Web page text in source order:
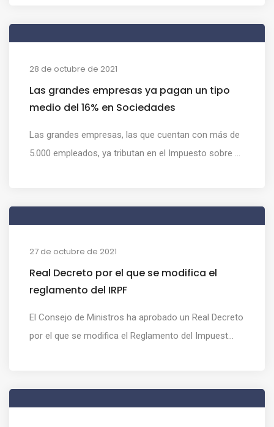
28 de octubre de 2021
Las grandes empresas ya pagan un tipo
medio del 16% en Sociedades
Las grandes empresas, las que cuentan con más de
5.000 empleados, ya tributan en el Impuesto sobre ...
27 de octubre de 2021
Real Decreto por el que se modifica el
reglamento del IRPF
El Consejo de Ministros ha aprobado un Real Decreto
por el que se modifica el Reglamento del Impuest...